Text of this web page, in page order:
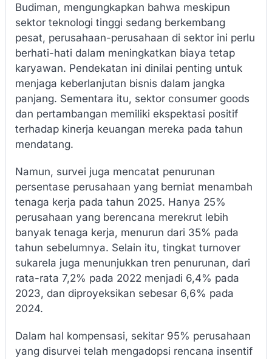
Budiman, mengungkapkan bahwa meskipun
sektor teknologi tinggi sedang berkembang
pesat, perusahaan-perusahaan di sektor ini perlu
berhati-hati dalam meningkatkan biaya tetap
karyawan. Pendekatan ini dinilai penting untuk
menjaga keberlanjutan bisnis dalam jangka
panjang. Sementara itu, sektor consumer goods
dan pertambangan memiliki ekspektasi positif
terhadap kinerja keuangan mereka pada tahun
mendatang.
Namun, survei juga mencatat penurunan
persentase perusahaan yang berniat menambah
tenaga kerja pada tahun 2025. Hanya 25%
perusahaan yang berencana merekrut lebih
banyak tenaga kerja, menurun dari 35% pada
tahun sebelumnya. Selain itu, tingkat turnover
sukarela juga menunjukkan tren penurunan, dari
rata-rata 7,2% pada 2022 menjadi 6,4% pada
2023, dan diproyeksikan sebesar 6,6% pada
2024.
Dalam hal kompensasi, sekitar 95% perusahaan
yang disurvei telah mengadopsi rencana insentif